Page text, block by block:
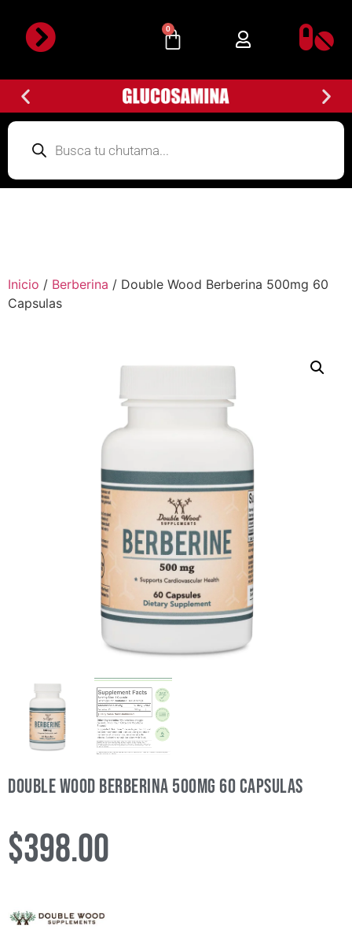
0
Inicio / Berberina / Double Wood Berberina 500mg 60
Capsulas
Double Wood Berberina 500mg 60 Capsulas
$398.00